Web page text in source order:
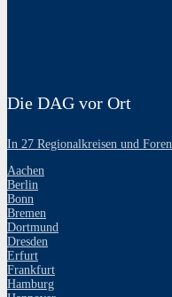
Die DAG vor Ort
In 27 Regionalkreisen und Foren
Aachen
Berlin
Bonn
Bremen
Dortmund
Dresden
Erfurt
Frankfurt
Hamburg